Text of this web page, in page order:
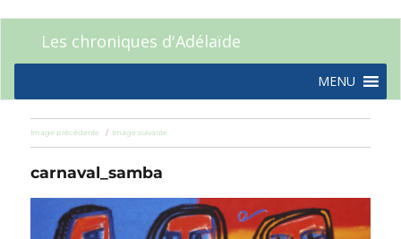
Les chroniques d'Adélaïde
MENU
Image précédente Image suivante
carnaval_samba